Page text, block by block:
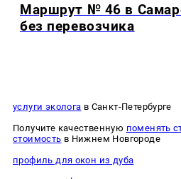
Маршрут № 46 в
без перевозчика
услуги эколога в Санкт-Петербурге
Получите качественную поменять
стоимость в Нижнем Новгороде
профиль для окон из дуба